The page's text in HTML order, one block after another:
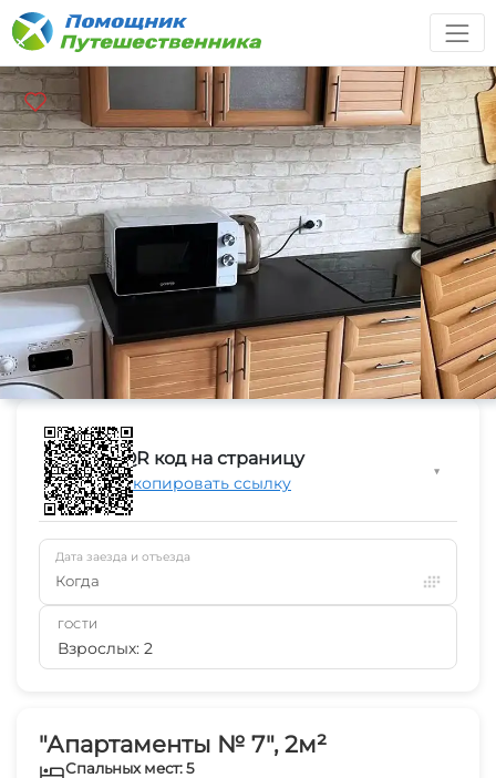
"Апартаменты № 7", 2м²
Спальных мест: 5
QR код на страницу
Скопировать ссылку
▼
Дата заезда и отъезда
Когда
ГОСТИ
Взрослых: 2